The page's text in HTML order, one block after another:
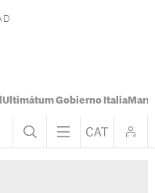
Ultimátum Gobierno Italia